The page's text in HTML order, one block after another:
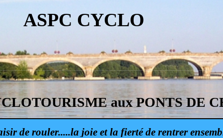
ASPC CYCLO
aux PONTS DE
de rouler.....la joie et la fierté de rentrer